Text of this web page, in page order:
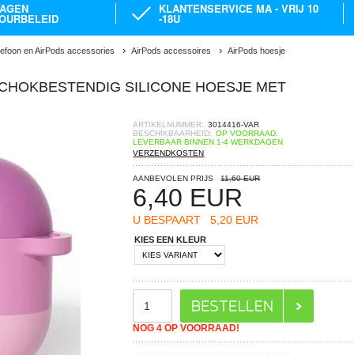
KLANTENSERVICE MA - VRIJ 10
-18U
en AirPods accessories AirPods accessoires AirPods hoesje
SILICONE HOESJE MET
ARTIKELNUMMER: 3014416-VAR
BESCHIKBAARHEID: OP VOORRAAD.
LEVERBAAR BINNEN 1-4 WERKDAGEN
VERZENDKOSTEN
AANBEVOLEN PRIJS 11,60 EUR
6,40 EUR
U BESPAART 5,20 EUR
KIES EEN KLEUR
NOG 4 OP VOORRAAD!